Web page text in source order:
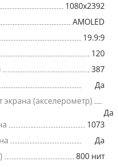
1080x2392
AMOLED
19.9:9
120
387
Да
(акселерометр)
Да
1073
Да
800 нит